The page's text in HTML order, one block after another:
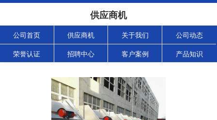
供应商机
公司首页 供应商机 关于我们 公司动态
荣誉认证 招聘中心 客户案例 产品知识